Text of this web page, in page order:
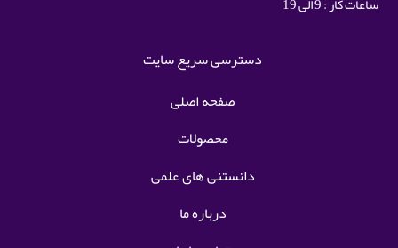
دسترسی سریع سایت
صفحه اصلی
محصولات
دانستنی های علمی
درباره ما